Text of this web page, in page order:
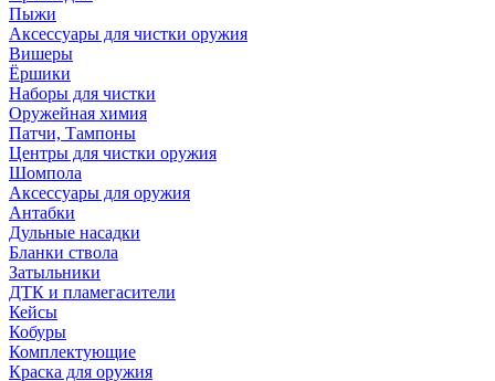
Пыжи
Аксессуары для чистки оружия
Вишеры
Ёршики
Наборы для чистки
Оружейная химия
Патчи, Тампоны
Центры для чистки оружия
Шомпола
Аксессуары для оружия
Антабки
Дульные насадки
Бланки ствола
Затыльники
ДТК и пламегасители
Кейсы
Кобуры
Комплектующие
Краска для оружия